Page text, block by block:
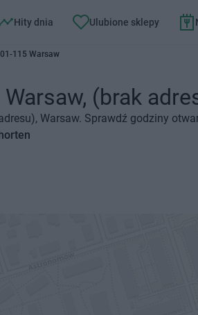
Hity dnia Ulubione sklepy
115 Warsaw
(brak
Warsaw. Sprawdź godziny